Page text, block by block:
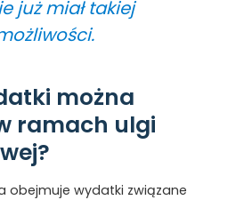
już miał takiej
można
ramach ulgi
obejmuje wydatki związane